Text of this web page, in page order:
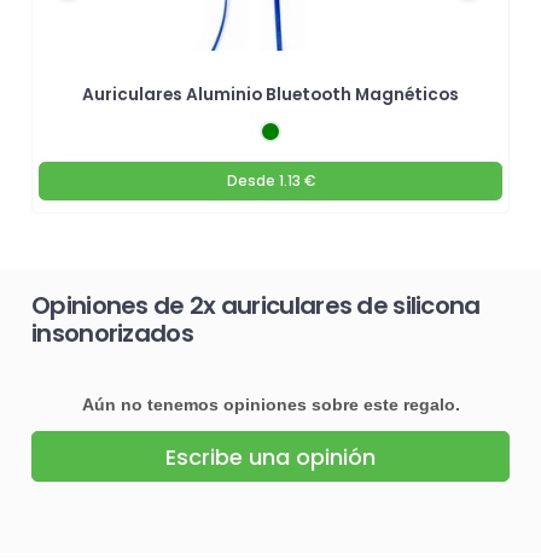
Auriculares Aluminio Bluetooth Magnéticos
Desde 1.13 €
Opiniones de 2x auriculares de silicona
insonorizados
Aún no tenemos opiniones sobre este regalo.
Escribe una opinión